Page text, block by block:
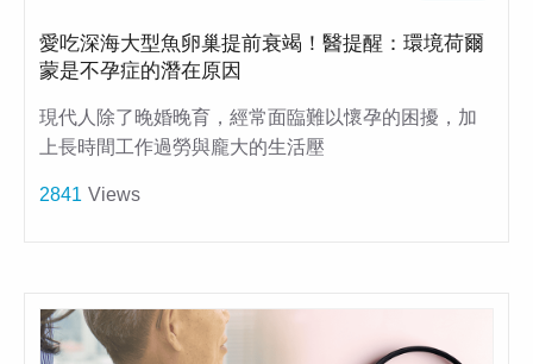
愛吃深海大型魚卵巢提前衰竭！醫提醒：環境荷爾
蒙是不孕症的潛在原因
現代人除了晚婚晚育，經常面臨難以懷孕的困擾，加
上長時間工作過勞與龐大的生活壓
2841 Views